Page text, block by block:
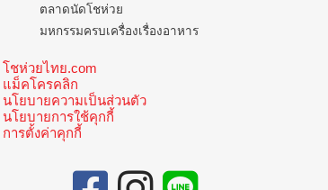
ตลาดนัดโชห่วย
มหกรรมครบเครื่องเรื่องอาหาร
โชห่วยไทย.com
แม็คโครคลิก
นโยบายความเป็นส่วนตัว
นโยบายการใช้คุกกี้
การตั้งค่าคุกกี้